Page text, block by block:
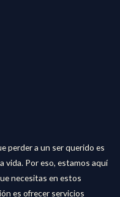
perder a un ser querido es
vida. Por eso, estamos aquí
necesitas en estos
es ofrecer servicios